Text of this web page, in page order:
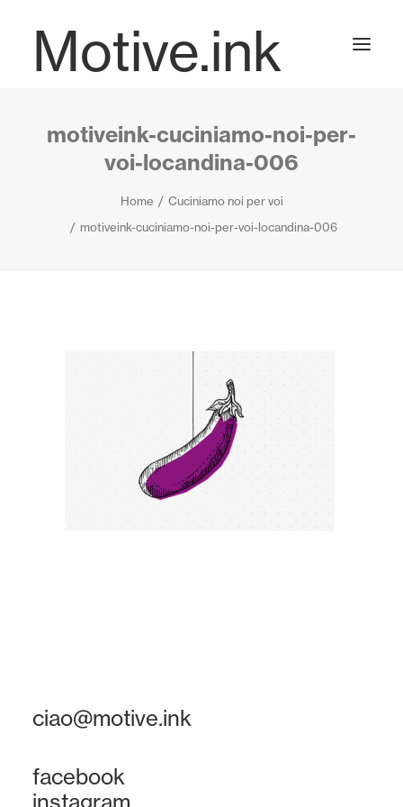
Motive.ink
Projects
Journal
motiveink-cuciniamo-noi-per-
voi-locandina-006
Home
Cuciniamo noi per voi
motiveink-cuciniamo-noi-per-voi-locandina-006
ciao@motive.ink
facebook
instagram